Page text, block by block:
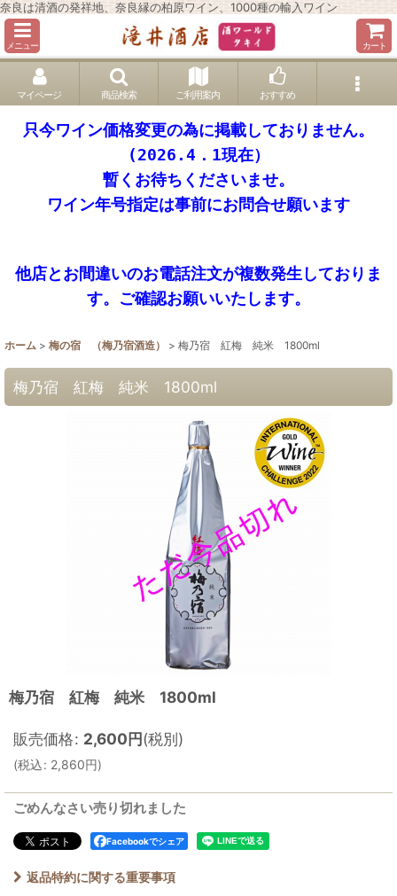
奈良は清酒の発祥地、奈良縁の柏原ワイン、1000種の輸入ワイン
メニュー カート
マイページ 商品検索 ご利用案内 おすすめ
只今ワイン価格変更の為に掲載しておりません。
(2026.4．1現在）
暫くお待ちくださいませ。
ワイン年号指定は事前にお問合せ願います
他店とお間違いのお電話注文が複数発生しておりま
す。ご確認お願いいたします。
ホーム > 梅の宿 （梅乃宿酒造） > 梅乃宿 紅梅 純米 1800ml
梅乃宿 紅梅 純米 1800ml
梅乃宿 紅梅 純米 1800ml
販売価格: 2,600円(税別)
(税込: 2,860円)
ごめんなさい売り切れました
Facebookでシェア
返品特約に関する重要事項